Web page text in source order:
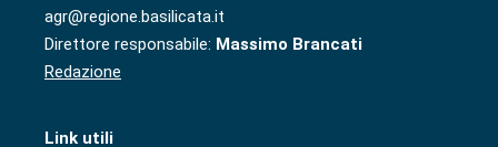
agr@regione.basilicata.it
Direttore responsabile: Massimo Brancati
Redazione
Link utili